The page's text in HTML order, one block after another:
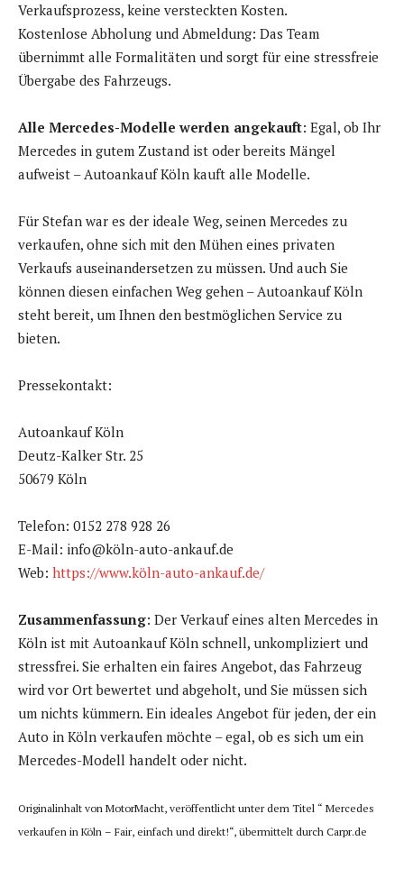
Verkaufsprozess, keine versteckten Kosten.
Kostenlose Abholung und Abmeldung: Das Team
übernimmt alle Formalitäten und sorgt für eine stressfreie
Übergabe des Fahrzeugs.
Alle Mercedes-Modelle werden angekauft: Egal, ob Ihr
Mercedes in gutem Zustand ist oder bereits Mängel
aufweist – Autoankauf Köln kauft alle Modelle.
Für Stefan war es der ideale Weg, seinen Mercedes zu
verkaufen, ohne sich mit den Mühen eines privaten
Verkaufs auseinandersetzen zu müssen. Und auch Sie
können diesen einfachen Weg gehen – Autoankauf Köln
steht bereit, um Ihnen den bestmöglichen Service zu
bieten.
Pressekontakt:
Autoankauf Köln
Deutz-Kalker Str. 25
50679 Köln
Telefon: 0152 278 928 26
E-Mail: info@köln-auto-ankauf.de
Web: https://www.köln-auto-ankauf.de/
Zusammenfassung: Der Verkauf eines alten Mercedes in
Köln ist mit Autoankauf Köln schnell, unkompliziert und
stressfrei. Sie erhalten ein faires Angebot, das Fahrzeug
wird vor Ort bewertet und abgeholt, und Sie müssen sich
um nichts kümmern. Ein ideales Angebot für jeden, der ein
Auto in Köln verkaufen möchte – egal, ob es sich um ein
Mercedes-Modell handelt oder nicht.
Originalinhalt von MotorMacht, veröffentlicht unter dem Titel “ Mercedes
verkaufen in Köln – Fair, einfach und direkt!“, übermittelt durch Carpr.de